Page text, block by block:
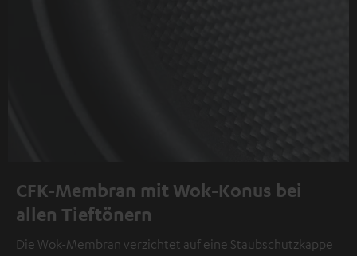
CFK-Membran mit Wok-Konus bei
allen Tieftönern
Die Wok-Membran verzichtet auf eine Staubschutzkappe